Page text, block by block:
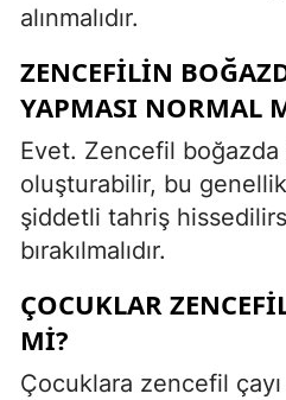
alınmalıdır.
ZENCEFILIN
YAPMASI NORMAL
Evet. Zencefil
oluşturabilir, bu
şiddetli tahriş
bırakılmalıdır.
ÇOCUKLAR
MI?
Çocuklara zencefil